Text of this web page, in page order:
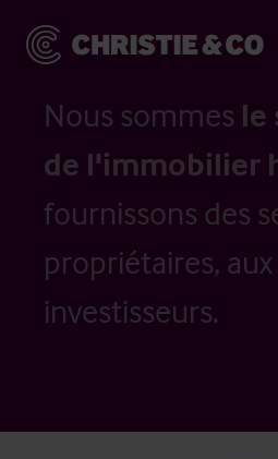
Nous sommes le
de l'immobilier
fournissons des
propriétaires,
investisseurs.